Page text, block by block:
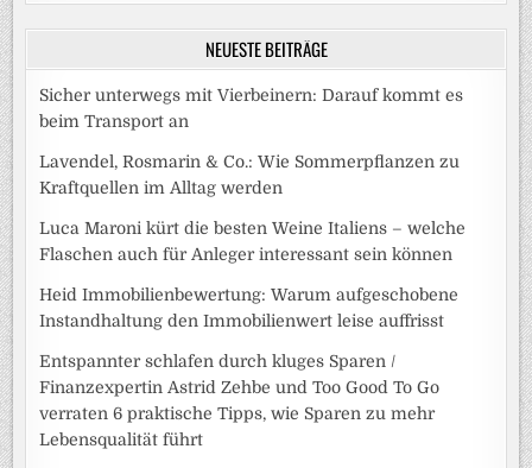
NEUESTE BEITRÄGE
Sicher unterwegs mit Vierbeinern: Darauf kommt es
beim Transport an
Lavendel, Rosmarin & Co.: Wie Sommerpflanzen zu
Kraftquellen im Alltag werden
Luca Maroni kürt die besten Weine Italiens – welche
Flaschen auch für Anleger interessant sein können
Heid Immobilienbewertung: Warum aufgeschobene
Instandhaltung den Immobilienwert leise auffrisst
Entspannter schlafen durch kluges Sparen /
Finanzexpertin Astrid Zehbe und Too Good To Go
verraten 6 praktische Tipps, wie Sparen zu mehr
Lebensqualität führt